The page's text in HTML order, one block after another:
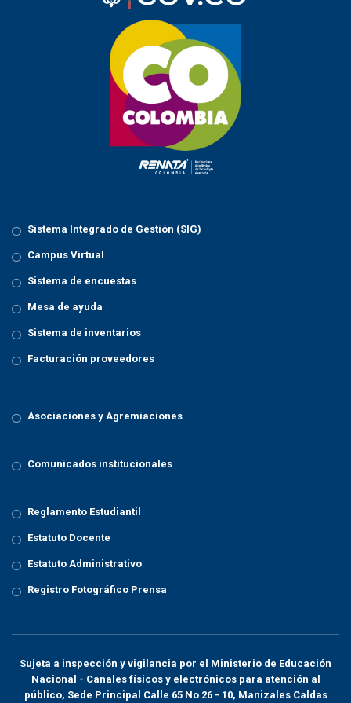
Sistema Integrado de Gestión (SIG)
Campus Virtual
Sistema de encuestas
Mesa de ayuda
Sistema de inventarios
Facturación proveedores
Asociaciones y Agremiaciones
Comunicados institucionales
Reglamento Estudiantil
Estatuto Docente
Estatuto Administrativo
Registro Fotográfico Prensa
Sujeta a inspección y vigilancia por el Ministerio de Educación
Nacional - Canales físicos y electrónicos para atención al
público, Sede Principal Calle 65 No 26 - 10, Manizales Caldas